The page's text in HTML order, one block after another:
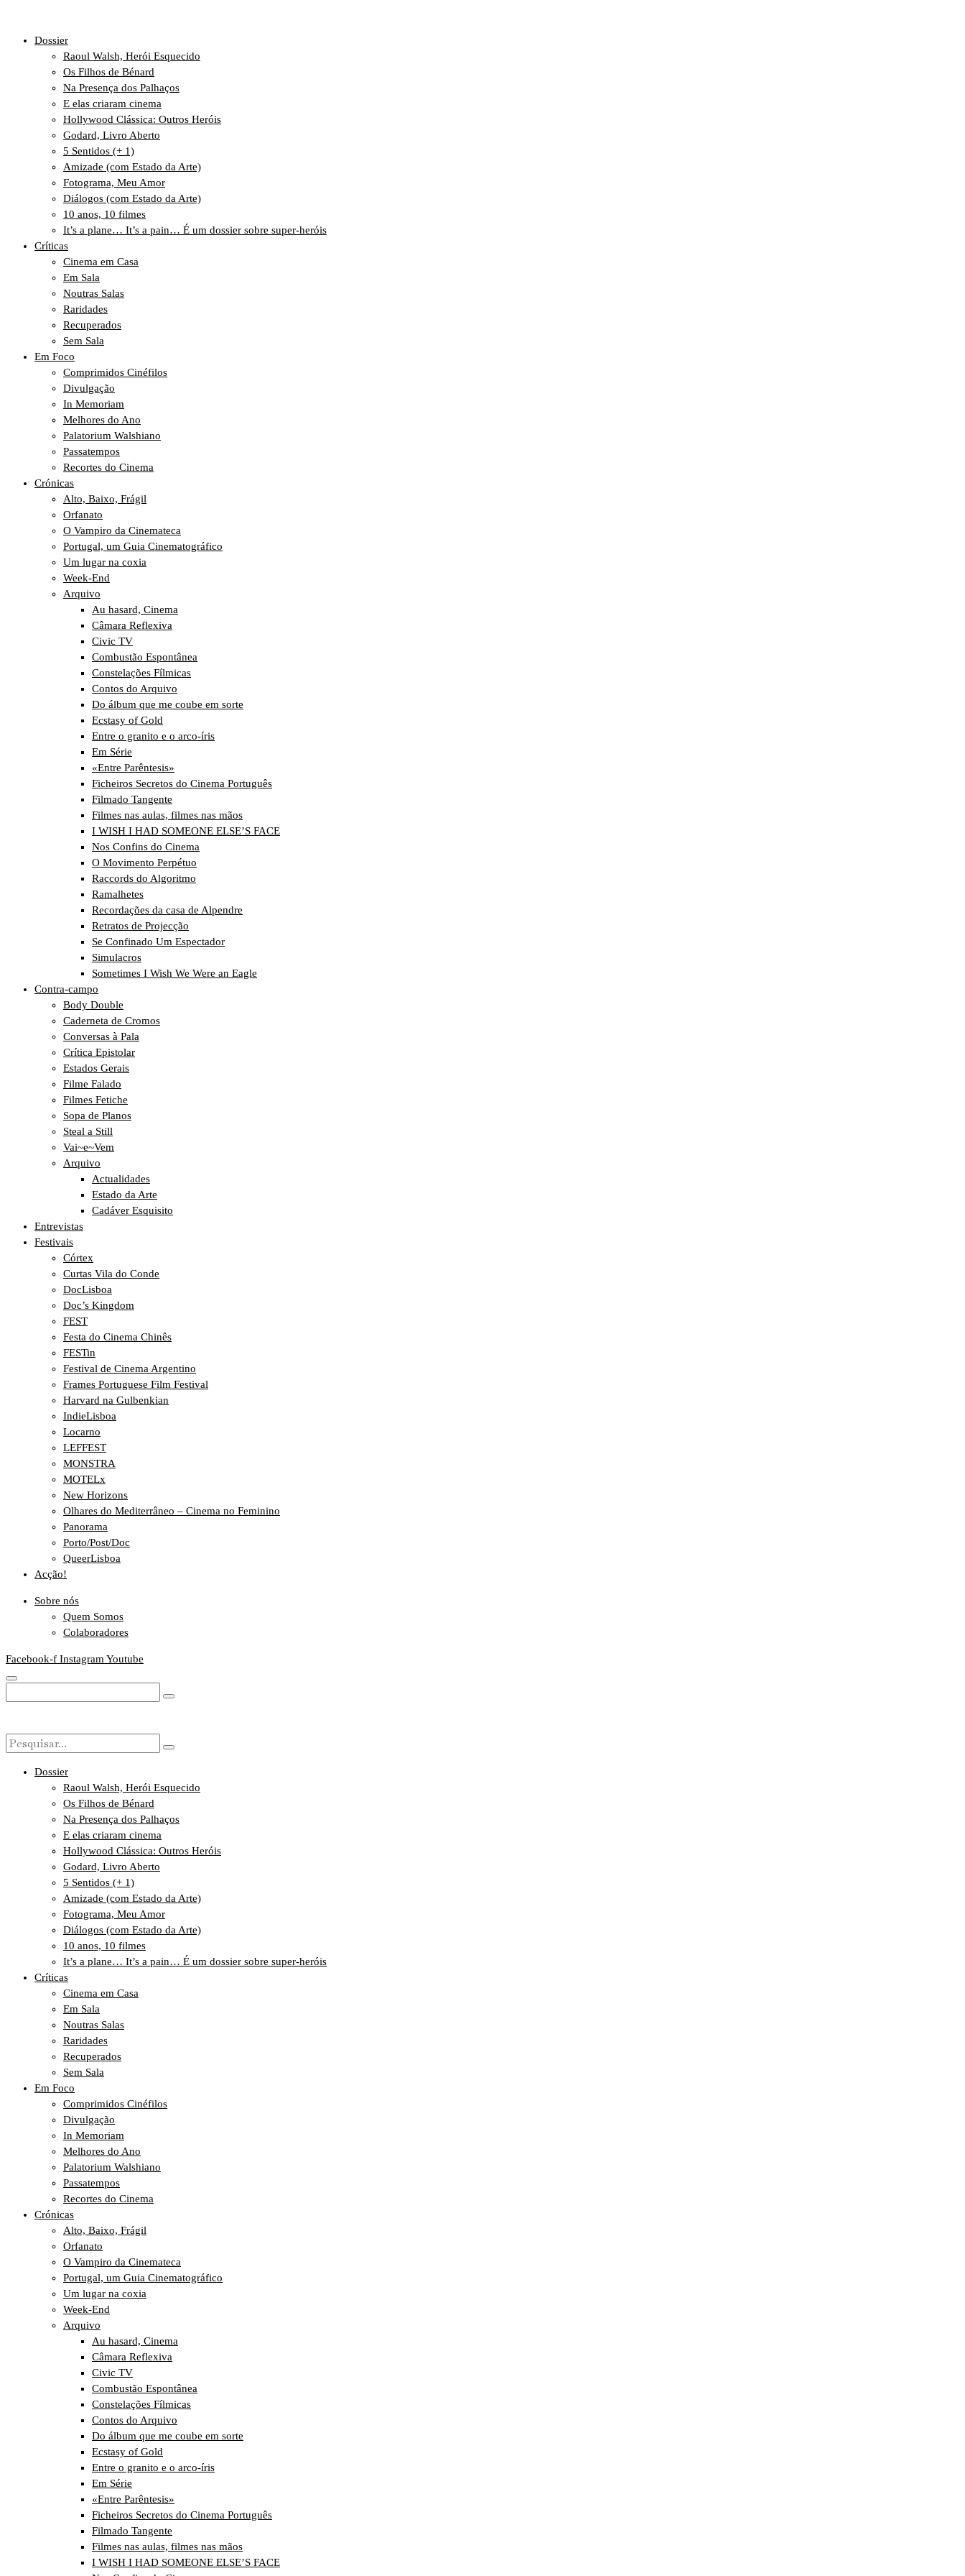
Dossier
Raoul Walsh, Herói Esquecido
Os Filhos de Bénard
Na Presença dos Palhaços
E elas criaram cinema
Hollywood Clássica: Outros Heróis
Godard, Livro Aberto
5 Sentidos (+ 1)
Amizade (com Estado da Arte)
Fotograma, Meu Amor
Diálogos (com Estado da Arte)
10 anos, 10 filmes
It’s a plane… It’s a pain… É um dossier sobre super-heróis
Críticas
Cinema em Casa
Em Sala
Noutras Salas
Raridades
Recuperados
Sem Sala
Em Foco
Comprimidos Cinéfilos
Divulgação
In Memoriam
Melhores do Ano
Palatorium Walshiano
Passatempos
Recortes do Cinema
Crónicas
Alto, Baixo, Frágil
Orfanato
O Vampiro da Cinemateca
Portugal, um Guia Cinematográfico
Um lugar na coxia
Week-End
Arquivo
Au hasard, Cinema
Câmara Reflexiva
Civic TV
Combustão Espontânea
Constelações Fílmicas
Contos do Arquivo
Do álbum que me coube em sorte
Ecstasy of Gold
Entre o granito e o arco-íris
Em Série
«Entre Parêntesis»
Ficheiros Secretos do Cinema Português
Filmado Tangente
Filmes nas aulas, filmes nas mãos
I WISH I HAD SOMEONE ELSE’S FACE
Nos Confins do Cinema
O Movimento Perpétuo
Raccords do Algoritmo
Ramalhetes
Recordações da casa de Alpendre
Retratos de Projecção
Se Confinado Um Espectador
Simulacros
Sometimes I Wish We Were an Eagle
Contra-campo
Body Double
Caderneta de Cromos
Conversas à Pala
Crítica Epistolar
Estados Gerais
Filme Falado
Filmes Fetiche
Sopa de Planos
Steal a Still
Vai~e~Vem
Arquivo
Actualidades
Estado da Arte
Cadáver Esquisito
Entrevistas
Festivais
Córtex
Curtas Vila do Conde
DocLisboa
Doc’s Kingdom
FEST
Festa do Cinema Chinês
FESTin
Festival de Cinema Argentino
Frames Portuguese Film Festival
Harvard na Gulbenkian
IndieLisboa
Locarno
LEFFEST
MONSTRA
MOTELx
New Horizons
Olhares do Mediterrâneo – Cinema no Feminino
Panorama
Porto/Post/Doc
QueerLisboa
Acção!
Sobre nós
Quem Somos
Colaboradores
Facebook-f Instagram Youtube
Dossier
Raoul Walsh, Herói Esquecido
Os Filhos de Bénard
Na Presença dos Palhaços
E elas criaram cinema
Hollywood Clássica: Outros Heróis
Godard, Livro Aberto
5 Sentidos (+ 1)
Amizade (com Estado da Arte)
Fotograma, Meu Amor
Diálogos (com Estado da Arte)
10 anos, 10 filmes
It’s a plane… It’s a pain… É um dossier sobre super-heróis
Críticas
Cinema em Casa
Em Sala
Noutras Salas
Raridades
Recuperados
Sem Sala
Em Foco
Comprimidos Cinéfilos
Divulgação
In Memoriam
Melhores do Ano
Palatorium Walshiano
Passatempos
Recortes do Cinema
Crónicas
Alto, Baixo, Frágil
Orfanato
O Vampiro da Cinemateca
Portugal, um Guia Cinematográfico
Um lugar na coxia
Week-End
Arquivo
Au hasard, Cinema
Câmara Reflexiva
Civic TV
Combustão Espontânea
Constelações Fílmicas
Contos do Arquivo
Do álbum que me coube em sorte
Ecstasy of Gold
Entre o granito e o arco-íris
Em Série
«Entre Parêntesis»
Ficheiros Secretos do Cinema Português
Filmado Tangente
Filmes nas aulas, filmes nas mãos
I WISH I HAD SOMEONE ELSE’S FACE